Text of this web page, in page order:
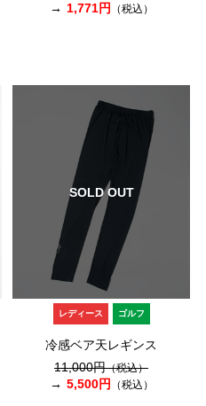
1,771円 （税込）
SOLD OUT
レディース ゴルフ
冷感ベア天レギンス
11,000円（税込）
5,500円 （税込）